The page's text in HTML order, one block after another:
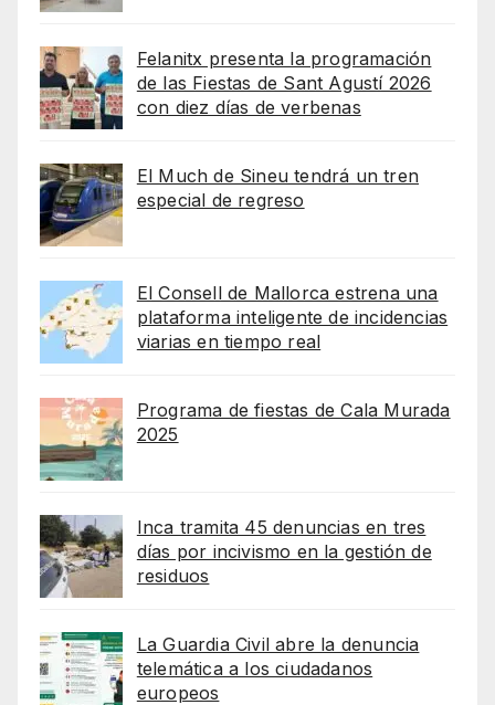
Felanitx presenta la programación
de las Fiestas de Sant Agustí 2026
con diez días de verbenas
El Much de Sineu tendrá un tren
especial de regreso
El Consell de Mallorca estrena una
plataforma inteligente de incidencias
viarias en tiempo real
Programa de fiestas de Cala Murada
2025
Inca tramita 45 denuncias en tres
días por incivismo en la gestión de
residuos
La Guardia Civil abre la denuncia
telemática a los ciudadanos
europeos